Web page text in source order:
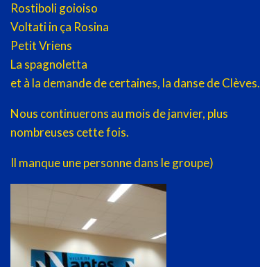
Rostiboli goioiso
Voltati in ça Rosina
Petit Vriens
La spagnoletta
et à la demande de certaines, la danse de Clèves.
Nous continuerons au mois de janvier, plus
nombreuses cette fois.
Il manque une personne dans le groupe)